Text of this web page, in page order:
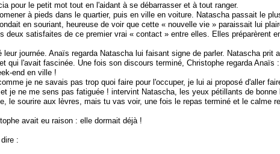
pour le petit mot tout en l'aidant à se débarrasser et à tout ranger.
à pieds dans le quartier, puis en ville en voiture. Natascha passait le
en souriant, heureuse de voir que cette « nouvelle vie » paraissait lui
satisfaites de ce premier vrai « contact » entre elles. Elles préparèrent
journée. Anaïs regarda Natascha lui faisant signe de parler. Natascha
l'avait fascinée. Une fois son discours terminé, Christophe regarda Anaïs :
end en ville !
je ne savais pas trop quoi faire pour l'occuper, je lui ai proposé d'aller
je ne me sens pas fatiguée ! intervint Natascha, les yeux pétillants de bonne
le sourire aux lèvres, mais tu vas voir, une fois le repas terminé et le calme
avait eu raison : elle dormait déjà !
: